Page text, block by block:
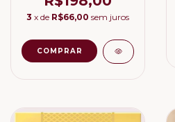
3 x de R$66,00 sem juros